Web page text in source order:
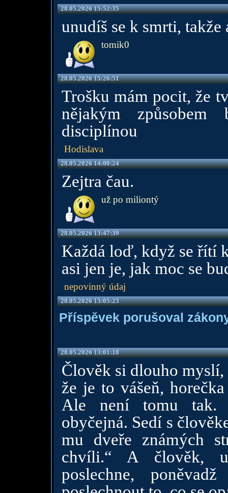
28.05.2026 15:52:35
unudíš se k smrti, takže
tomik0
28.05.2026 15:26:51
Trošku mám pocit, že
nějakým
disciplínou
Hodislava
28.05.2026 14:00:24
Zejtra čau.
už po miliontý
28.05.2026 13:47:39
Každá loď, když se řítí
asi jen je, jak moc se
nepovinný údaj
28.05.2026 13:05:23
Příspěvek porušoval
28.05.2026 13:01:18
Člověk si dlouho
že je to vášeň,
Ale není tomu tak.
obyčejná. Sedí s
mu dveře známých
chvíli.“ A člověk,
poslechne,